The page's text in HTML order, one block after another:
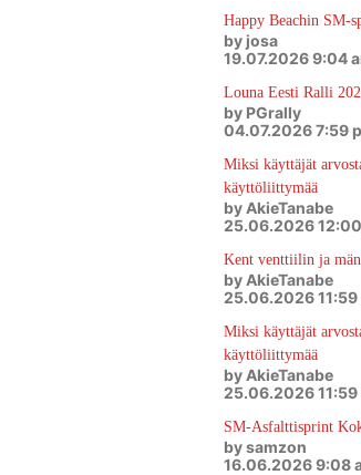
Happy Beachin SM-
by josa
19.07.2026 9:04
Louna Eesti Ralli
by PGrally
04.07.2026 7:59
Miksi käyttäjät
käyttöliittymää
by AkieTanabe
25.06.2026
Kent venttiilin ja
by AkieTanabe
25.06.2026 11:59
Miksi käyttäjät
käyttöliittymää
by AkieTanabe
25.06.2026 11:59
SM-Asfalttisprint
by samzon
16.06.2026 9:08